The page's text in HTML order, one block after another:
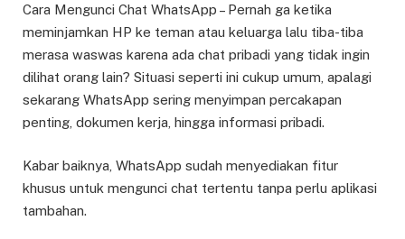
Cara Mengunci Chat WhatsApp – Pernah ga ketika
meminjamkan HP ke teman atau keluarga lalu tiba-tiba
merasa waswas karena ada chat pribadi yang tidak ingin
dilihat orang lain? Situasi seperti ini cukup umum, apalagi
sekarang WhatsApp sering menyimpan percakapan
penting, dokumen kerja, hingga informasi pribadi.
Kabar baiknya, WhatsApp sudah menyediakan fitur
khusus untuk mengunci chat tertentu tanpa perlu aplikasi
tambahan.